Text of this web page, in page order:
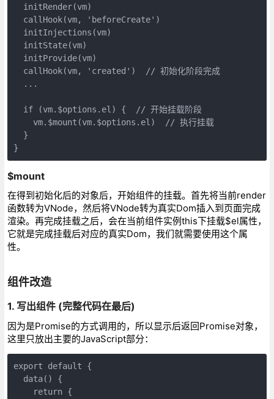
  initRender(vm)
  callHook(vm, 'beforeCreate')
  initInjections(vm)
  initState(vm)
  initProvide(vm)
  callHook(vm, 'created')  // 初始化阶段完成
  ...
  if (vm.$options.el) {  // 开始挂载阶段
    vm.$mount(vm.$options.el)  // 执行挂载
  }
}
$mount
在得到初始化后的对象后，开始组件的挂载。首先将当前render
函数转为VNode，然后将VNode转为真实Dom插入到页面完成
渲染。再完成挂载之后，会在当前组件实例this下挂载$el属性，
它就是完成挂载后对应的真实Dom，我们就需要使用这个属
性。
组件改造
1. 写出组件 (完整代码在最后)
因为是Promise的方式调用的，所以显示后返回Promise对象，
这里只放出主要的JavaScript部分：
export default {
  data() {
    return {